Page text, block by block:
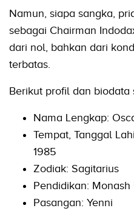
Namun, siapa sangka,
sebagai Chairman
dari nol, bahkan dari
terbatas.
Berikut profil dan biodata
Nama Lengkap:
Tempat, Tanggal
1985
Zodiak: Sagitarius
Pendidikan:
Pasangan: Yenni